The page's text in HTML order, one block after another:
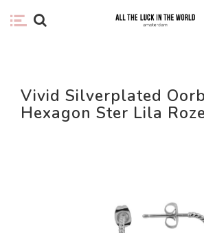
Vivid Silverplated
Hexagon Ster Lila